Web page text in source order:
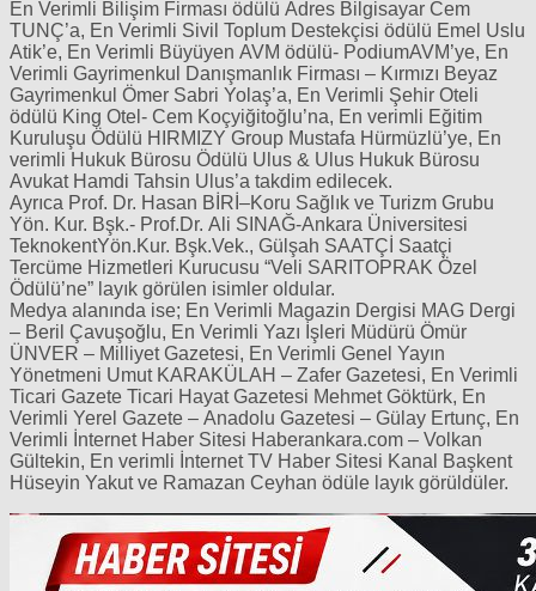
En Verimli Bilişim Firması ödülü Adres Bilgisayar Cem
TUNÇ’a, En Verimli Sivil Toplum Destekçisi ödülü Emel Uslu
Atik’e, En Verimli Büyüyen AVM ödülü- PodiumAVM’ye, En
Verimli Gayrimenkul Danışmanlık Firması – Kırmızı Beyaz
Gayrimenkul Ömer Sabri Yolaş’a, En Verimli Şehir Oteli
ödülü King Otel- Cem Koçyiğitoğlu’na, En verimli Eğitim
Kuruluşu Ödülü HIRMIZY Group Mustafa Hürmüzlü’ye, En
verimli Hukuk Bürosu Ödülü Ulus & Ulus Hukuk Bürosu
Avukat Hamdi Tahsin Ulus’a takdim edilecek.
Ayrıca Prof. Dr. Hasan BİRİ–Koru Sağlık ve Turizm Grubu
Yön. Kur. Bşk.- Prof.Dr. Ali SINAĞ-Ankara Üniversitesi
TeknokentYön.Kur. Bşk.Vek., Gülşah SAATÇİ Saatçi
Tercüme Hizmetleri Kurucusu “Veli SARITOPRAK Özel
Ödülü’ne” layık görülen isimler oldular.
Medya alanında ise; En Verimli Magazin Dergisi MAG Dergi
– Beril Çavuşoğlu, En Verimli Yazı İşleri Müdürü Ömür
ÜNVER – Milliyet Gazetesi, En Verimli Genel Yayın
Yönetmeni Umut KARAKÜLAH – Zafer Gazetesi, En Verimli
Ticari Gazete Ticari Hayat Gazetesi Mehmet Göktürk, En
Verimli Yerel Gazete – Anadolu Gazetesi – Gülay Ertunç, En
Verimli İnternet Haber Sitesi Haberankara.com – Volkan
Gültekin, En verimli İnternet TV Haber Sitesi Kanal Başkent
Hüseyin Yakut ve Ramazan Ceyhan ödüle layık görüldüler.